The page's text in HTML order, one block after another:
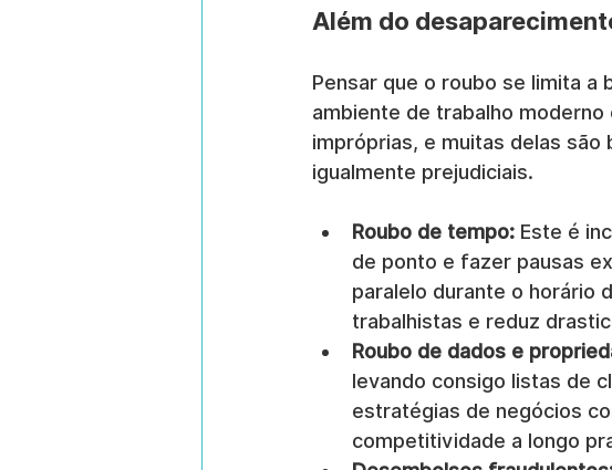
Além do
Pensar que o roubo se limita
ambiente de trabalho
impróprias, e muitas delas são
igualmente prejudiciais.
Roubo de tempo: Este é
de ponto e fazer pausas
paralelo durante o horário
trabalhistas e reduz
Roubo de dados e
levando consigo listas de
estratégias de negócios
competitividade a longo